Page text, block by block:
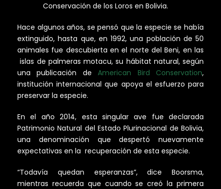
Conservación de los Loros en Bolivia.
Hace algunos años, se pensó que la especie se había
extinguido, hasta que, en 1992, una población de 50
animales fue descubierta en el norte del Beni, en las
islas de palmeras motacu, su hábitat natural, según
una publicación deAmerican Bird Conservation,
institución internacional que apoya el esfuerzo para
preservar la especie.
En el año 2014, esta singular ave fue declarada
Patrimonio Natural del Estado Plurinacional de Bolivia,
una denominación que despertó nuevamente
expectativas en la recuperación de esta especie.
“Todavía quedan esperanzas”, dice Boorsma,
mientras recuerda que cuando se creó la primera